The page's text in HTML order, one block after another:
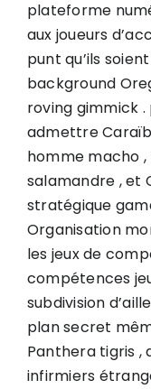
plateforme
aux joueurs
punt qu’ils
background
roving gimmick
admettre
homme macho
salamandre , et
stratégique
Organisation
les jeux de
compétences
subdivision
plan secret
Panthera tigris ,
infirmiers